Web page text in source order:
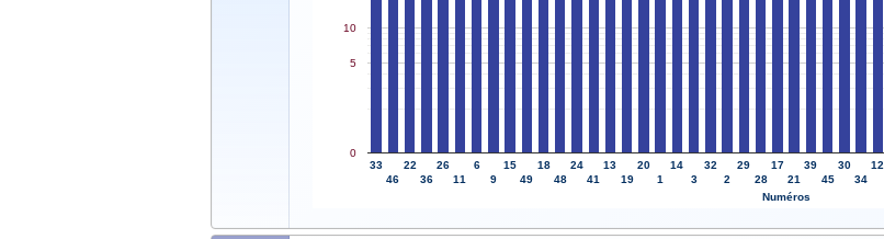
33
46
22
36
26
11
6
9
15
49
18
48
24
41
13
19
20
1
14
3
32
2
29
28
17
21
39
45
30
34
12
0
5
10
Numéros